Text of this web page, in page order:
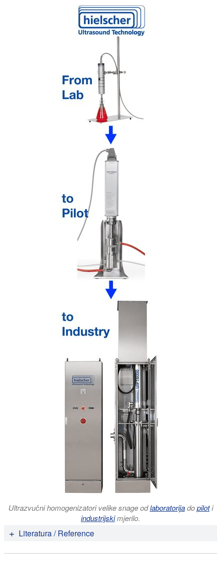
Ultrazvučni homogenizatori velike snage odlaboratorijadopiloti
industrijskimjerilo.
Literatura / Reference